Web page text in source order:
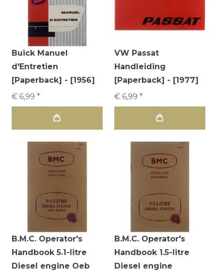
Buick Manuel
d'Entretien
[Paperback] - [1956]
€ 6,99 *
VW Passat
Handleiding
[Paperback] - [1977]
€ 6,99 *
B.M.C. Operator's
Handbook 5.1-litre
Diesel engine Oeb
B.M.C. Operator's
Handbook 1.5-litre
Diesel engine